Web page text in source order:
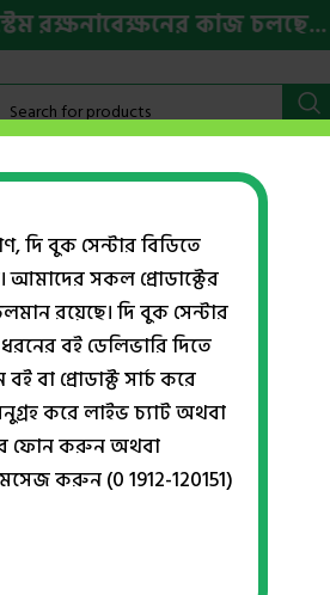
কাজ চলছে... তাই
বইমেলা ২০২৬ HSC ও ভর্তি প্রস্তুতি
ভর্তির মডেল টেস্ট উত্তরপত্র (২০২৬)
আইডিয়াল
দি বুক সেন্টার বিডিতে
আমাদের সকল প্রোডাক্টের
রয়েছে। দি বুক সেন্টার
বই ডেলিভারি দিতে
বা প্রোডাক্ট সার্চ করে
করে লাইভ চ্যাট অথবা
ফোন করুন অথবা
করুন (0 1912-120151)